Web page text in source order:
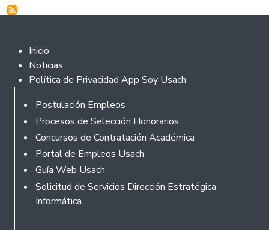
Footer 2
Inicio
Noticias
Política de Privacidad App Soy Usach
Rodapé
Postulación Empleos
Procesos de Selección Honorarios
Concursos de Contratación Académica
Portal de Empleos Usach
Guía Web Usach
Solicitud de Servicios Dirección Estratégica
Informática